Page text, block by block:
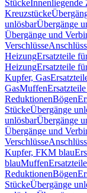
StückeInnenliegende
Kreuzstücke
unlösbarÜbergänge
Übergänge und
Verschlüsse
HeizungErsatzteile
HeizungErsatzteile
Kupfer, Gas
GasMuffen
ReduktionenBögen
StückeÜbergänge
unlösbarÜbergänge
Übergänge und
Verschlüsse
Kupfer, FKM blau
blauMuffen
ReduktionenBögen
StückeÜbergänge